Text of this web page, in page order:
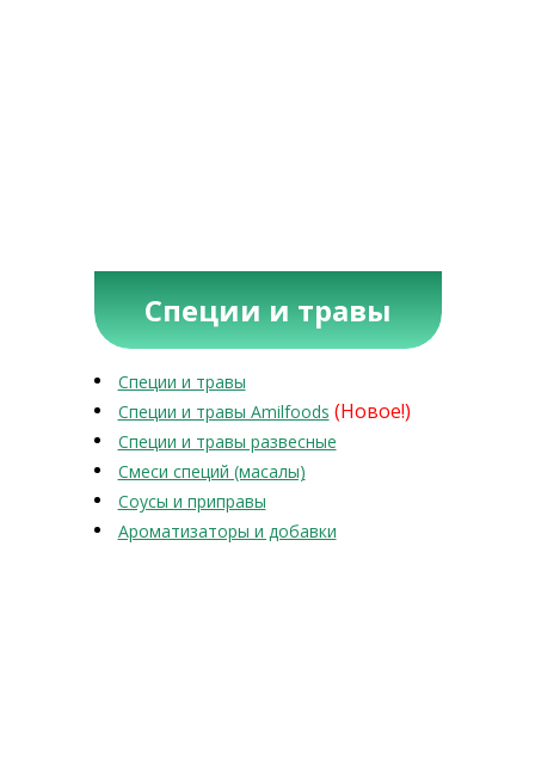
Специи и травы
Специи и травы
Специи и травы Amilfoods (Новое!)
Специи и травы развесные
Смеси специй (масалы)
Соусы и приправы
Ароматизаторы и добавки